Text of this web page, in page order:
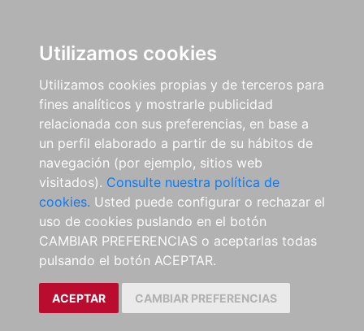
Utilizamos cookies
Utilizamos cookies propias y de terceros para
fines analíticos y mostrarle publicidad
relacionada con sus preferencias, en base a
un perfil elaborado a partir de su hábitos de
navegación (por ejemplo, sitios web
visitados). Consulte nuestra política de
cookies. Usted puede configurar o rechazar el
uso de cookies puslando en el botón
CAMBIAR PREFERENCIAS o aceptarlas todas
pulsando el botón ACEPTAR.
ACEPTAR CAMBIAR PREFERENCIAS